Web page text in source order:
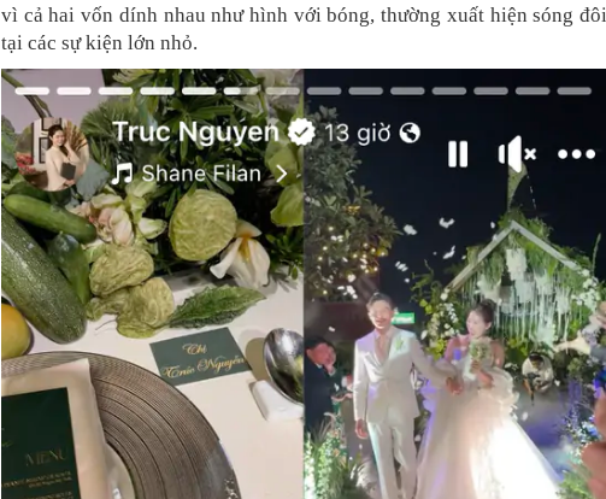
vì cả hai vốn dính nhau như hình với bóng, thường xuất hiện sóng đôi
tại các sự kiện lớn nhỏ.